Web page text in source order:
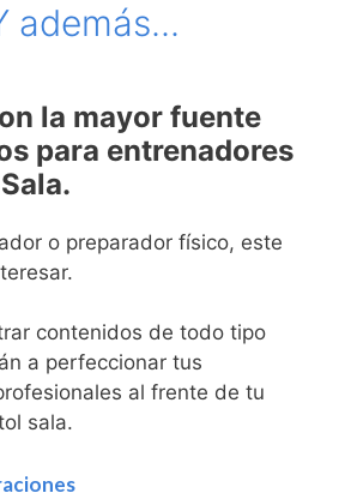
además...
la mayor fuente
para entrenadores
o preparador físico, este
contenidos de todo tipo
a perfeccionar tus
al frente de tu
sala.